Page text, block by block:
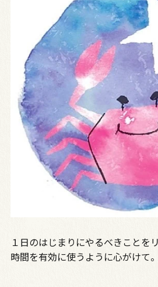
１日のはじまりにやるべきことを
時間を有効に使うように心がけて。